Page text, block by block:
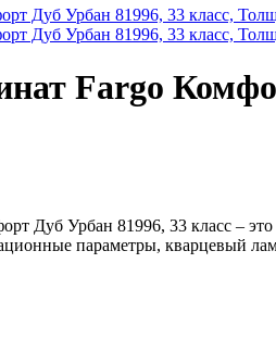
Fargo
Дуб Урбан 81996, 33 класс –
параметры, кварцевый